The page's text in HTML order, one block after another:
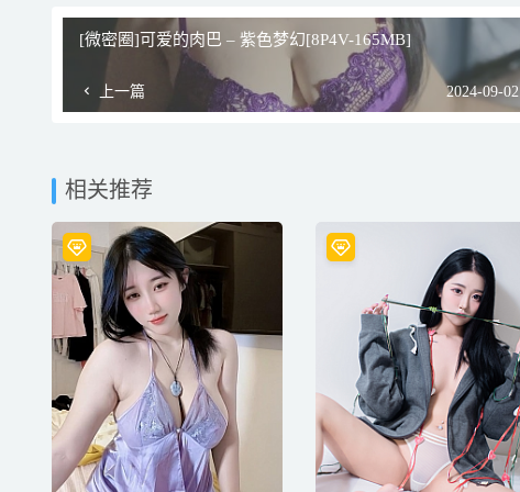
[微密圈]可爱的肉巴 – 紫色梦幻[8P4V-165MB]
上一篇 2024-09-02
相关推荐